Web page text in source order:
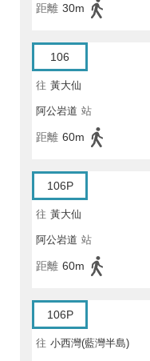
距離 30m
106
往 黃大仙
阿公岩道 站
距離 60m
106P
往 黃大仙
阿公岩道 站
距離 60m
106P
往 小西灣(藍灣半島)